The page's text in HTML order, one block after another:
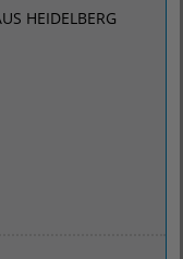
HEIDELBERG